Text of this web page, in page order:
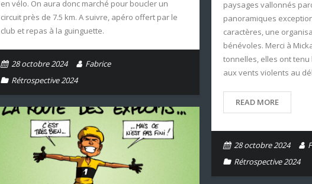
en vélo. On aura donc marché pour boucler un
circuit près de 7.5 km. A suivre, apéro offert par le
club et repas à la guinguette.
28 octobre 2024
Fabrice
Rétrospective 2024
paysages vallonnés
panoramiques
caractères, une
bénévoles. Merci à
tonnelles, elles ont tenu
aux vents violents au
READ MORE
28 octobre 2024
Rétrospective 2024